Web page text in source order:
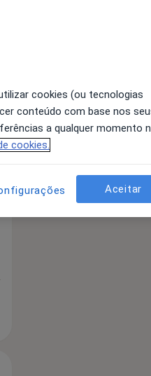
cookies (ou tecnologias
conteúdo com base nos
a qualquer momento
cookies.
Aceitar